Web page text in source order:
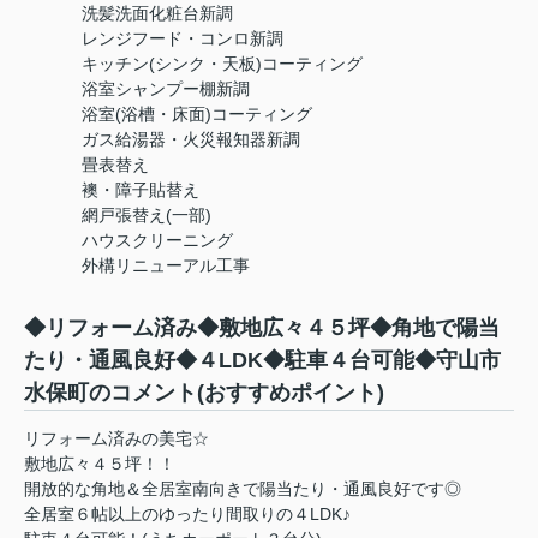
洗髪洗面化粧台新調
レンジフード・コンロ新調
キッチン(シンク・天板)コーティング
浴室シャンプー棚新調
浴室(浴槽・床面)コーティング
ガス給湯器・火災報知器新調
畳表替え
襖・障子貼替え
網戸張替え(一部)
ハウスクリーニング
外構リニューアル工事
◆リフォーム済み◆敷地広々４５坪◆角地で陽当
たり・通風良好◆４LDK◆駐車４台可能◆守山市
水保町のコメント(おすすめポイント)
リフォーム済みの美宅☆
敷地広々４５坪！！
開放的な角地＆全居室南向きで陽当たり・通風良好です◎
全居室６帖以上のゆったり間取りの４LDK♪